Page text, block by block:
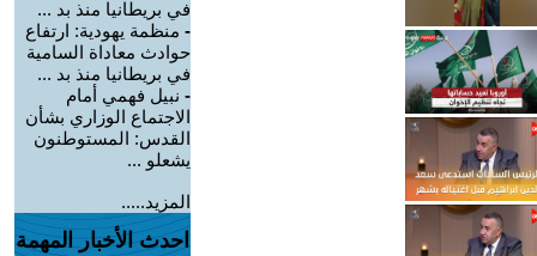
في بريطانيا منذ بد ...
- منظمة يهودية: ارتفاع
حوادث معاداة السامية
في بريطانيا منذ بد ...
- نبيل فهمي أمام
الاجتماع الوزاري بشأن
القدس: المستوطنون
يشعلو ...
المزيد.....
احدث الأخبار المهمة